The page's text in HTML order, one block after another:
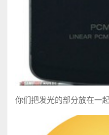
你们把发光的部分放在一